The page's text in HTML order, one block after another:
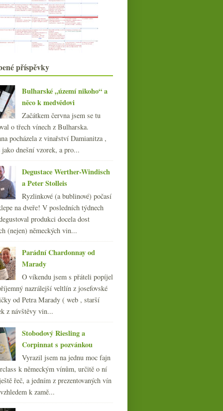
Vinaart a jeho mladá vína
Třináctiletý splín vinného
masochismu
Televizní vinařská reality show
Slavili jste Vavřince?
Ameriky
Kč v maloobcho...
Bourgogne Rouge jako Gamay z
Beaujolais?
Rudý fantom Burgenlandu
Mušle a (nejen) trapistická piva
Cuketové carpaccio k letnímu těkání
července(18)
června(22)
května (20)
dubna
března (23)
února
ledna (20)
(270)
(108)
příspěvky
Bulharské „území nikoho“ a
něco k medvědovi
Začátkem června jsem se tu
o třech vínech z Bulharska.
pocházela z vinařství Damianitza ,
jako dnešní vzorek, a pro...
Degustace Werther-Windisch
a Peter Stolleis
Ryzlinkové (a bublinové) počasí
na dveře! V posledních týdnech
produkci docela dost
(nejen) německých vin...
Parádní Chardonnay od
Marady
O víkendu jsem s přáteli popíjel
nazrálejší veltlín z josefovské
od Petra Marady ( web , starší
z návštěvy vin...
Stobodový Riesling a
Corpinnat s pozvánkou
Vyrazil jsem na jednu moc fajn
k německým vínům, určitě o ní
řeč, a jedním z prezentovaných vín
k zamě...